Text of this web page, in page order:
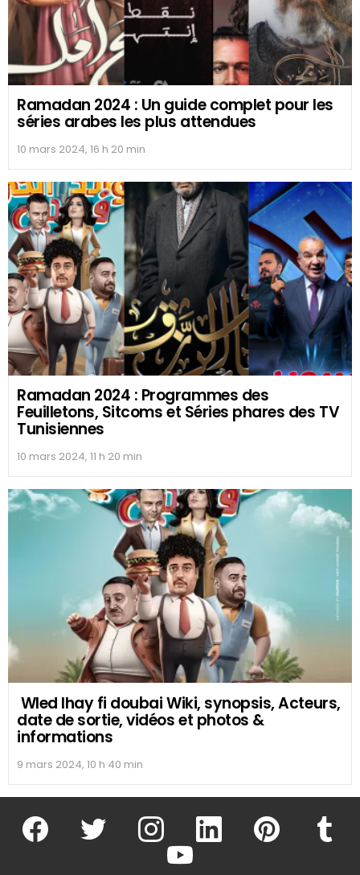
Ramadan 2024 : Un guide complet pour les
séries arabes les plus attendues
10 mars 2024, 16 h 20 min
Ramadan 2024 : Programmes des
Feuilletons, Sitcoms et Séries phares des TV
Tunisiennes
10 mars 2024, 11 h 20 min
Wled lhay fi doubai Wiki, synopsis, Acteurs,
date de sortie, vidéos et photos &
informations
9 mars 2024, 10 h 40 min
facebook twitter instagram linkedin pinterest
youtube